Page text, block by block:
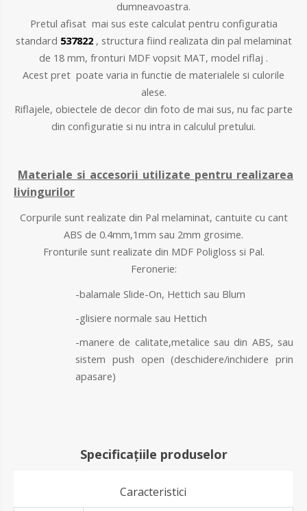
dumneavoastra.
Pretul afisat mai sus este calculat pentru configuratia
standard 537822 , structura fiind realizata din pal melaminat
de 18 mm, fronturi MDF vopsit MAT, model riflaj .
Acest pret poate varia in functie de materialele si culorile
alese.
Riflajele, obiectele de decor din foto de mai sus, nu fac parte
din configuratie si nu intra in calculul pretului.
Materiale si accesorii utilizate pentru realizarea
livingurilor
Corpurile sunt realizate din Pal melaminat, cantuite cu cant
ABS de 0.4mm,1mm sau 2mm grosime.
Fronturile sunt realizate din MDF Poligloss si Pal.
Feronerie:
-balamale Slide-On, Hettich sau Blum
-glisiere normale sau Hettich
-manere de calitate,metalice sau din ABS, sau
sistem push open (deschidere/inchidere prin
apasare)
Specificațiile produselor
Caracteristici